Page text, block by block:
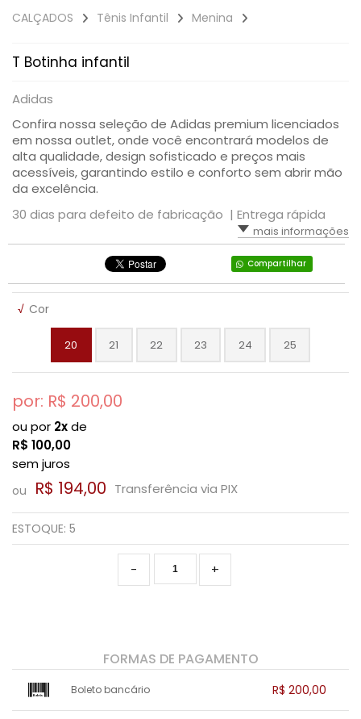
SAÚDE DIGESTIVA
CALÇADOS Tênis Infantil Menina
T Botinha infantil
Adidas
Confira nossa seleção de Adidas premium licenciados
em nossa outlet, onde você encontrará modelos de
alta qualidade, design sofisticado e preços mais
acessíveis, garantindo estilo e conforto sem abrir mão
da excelência.
30 dias para defeito de fabricação | Entrega rápida
mais informações
Compartilhar
√ Cor
20 21 22 23 24 25
por: R$ 200,00
ou por 2xde
R$ 100,00
sem juros
ou R$ 194,00 Transferência via PIX
ESTOQUE: 5
+
-
FORMAS DE PAGAMENTO
Boleto bancário R$ 200,00